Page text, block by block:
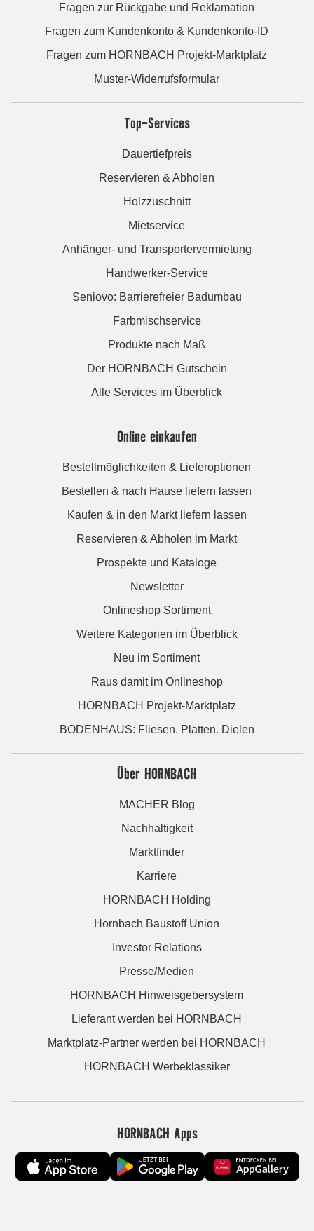
Fragen zur Rückgabe und Reklamation
Fragen zum Kundenkonto & Kundenkonto-ID
Fragen zum HORNBACH Projekt-Marktplatz
Muster-Widerrufsformular
Top-Services
Dauertiefpreis
Reservieren & Abholen
Holzzuschnitt
Mietservice
Anhänger- und Transportervermietung
Handwerker-Service
Seniovo: Barrierefreier Badumbau
Farbmischservice
Produkte nach Maß
Der HORNBACH Gutschein
Alle Services im Überblick
Online einkaufen
Bestellmöglichkeiten & Lieferoptionen
Bestellen & nach Hause liefern lassen
Kaufen & in den Markt liefern lassen
Reservieren & Abholen im Markt
Prospekte und Kataloge
Newsletter
Onlineshop Sortiment
Weitere Kategorien im Überblick
Neu im Sortiment
Raus damit im Onlineshop
HORNBACH Projekt-Marktplatz
BODENHAUS: Fliesen. Platten. Dielen
Über HORNBACH
MACHER Blog
Nachhaltigkeit
Marktfinder
Karriere
HORNBACH Holding
Hornbach Baustoff Union
Investor Relations
Presse/Medien
HORNBACH Hinweisgebersystem
Lieferant werden bei HORNBACH
Marktplatz-Partner werden bei HORNBACH
HORNBACH Werbeklassiker
HORNBACH Apps